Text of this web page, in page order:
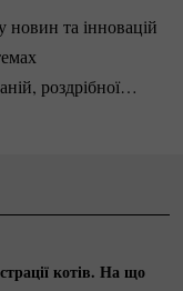
новин та інновацій
роздрібної
Автор кількох
котів. На що